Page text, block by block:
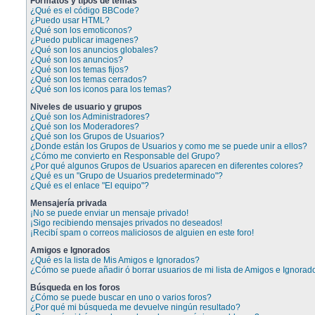
¿Qué es el código BBCode?
¿Puedo usar HTML?
¿Qué son los emoticonos?
¿Puedo publicar imagenes?
¿Qué son los anuncios globales?
¿Qué son los anuncios?
¿Qué son los temas fijos?
¿Qué son los temas cerrados?
¿Qué son los iconos para los temas?
Niveles de usuario y grupos
¿Qué son los Administradores?
¿Qué son los Moderadores?
¿Qué son los Grupos de Usuarios?
¿Donde están los Grupos de Usuarios y como me se puede unir a ellos?
¿Cómo me convierto en Responsable del Grupo?
¿Por qué algunos Grupos de Usuarios aparecen en diferentes colores?
¿Qué es un "Grupo de Usuarios predeterminado"?
¿Qué es el enlace "El equipo"?
Mensajería privada
¡No se puede enviar un mensaje privado!
¡Sigo recibiendo mensajes privados no deseados!
¡Recibí spam o correos maliciosos de alguien en este foro!
Amigos e Ignorados
¿Qué es la lista de Mis Amigos e Ignorados?
¿Cómo se puede añadir ó borrar usuarios de mi lista de Amigos e
Búsqueda en los foros
¿Cómo se puede buscar en uno o varios foros?
¿Por qué mi búsqueda me devuelve ningún resultado?